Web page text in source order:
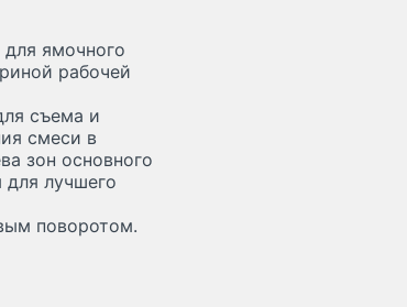
ямочного
рабочей
съема и
смеси в
зон основного
лучшего
поворотом.